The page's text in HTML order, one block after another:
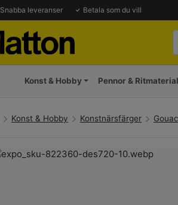
Snabba leveranser Betala som du vill
Konst & Hobby Pennor & Ritmaterial
Konst & Hobby Konstnärsfärger